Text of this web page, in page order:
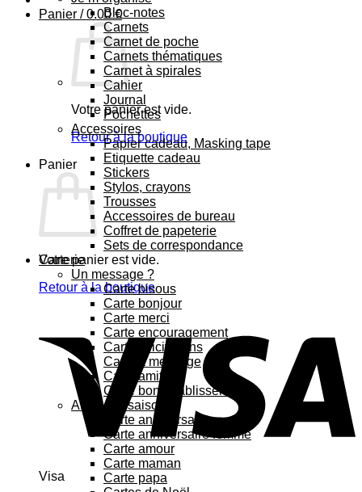
Panier /0.00€
Votre panier est vide.
Retour à la boutique
Panier
Votre panier est vide.
Retour à la boutique
Visa
Bloc-notes
Carnets
Carnet de poche
Carnets thématiques
Carnet à spirales
Cahier
Journal
Pochettes
Accessoires
Papier cadeau, Masking tape
Etiquette cadeau
Stickers
Stylos, crayons
Trousses
Accessoires de bureau
Coffret de papeterie
Sets de correspondance
Carterie
Un message ?
Carte bisous
Carte bonjour
Carte merci
Carte encouragement
Carte félicitations
Carte à message
Carte amitié
Carte bon rétablissement
Au fil des saisons
Carte anniversaire
Carte anniversaire femme
Carte amour
Carte maman
Carte papa